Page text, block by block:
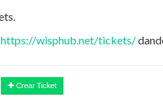
https://wisphub.net/tickets/